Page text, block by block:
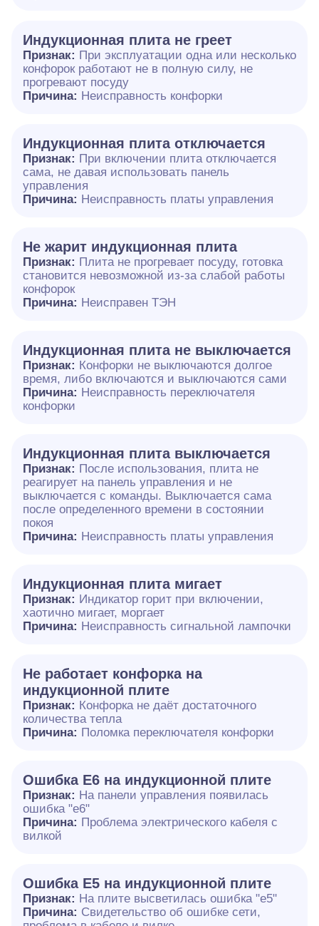
Индукционная плита не греет
Признак: При эксплуатации одна или несколько
конфорок работают не в полную силу, не
прогревают посуду
Причина: Неисправность конфорки
Индукционная плита отключается
Признак: При включении плита отключается
сама, не давая использовать панель
управления
Причина: Неисправность платы управления
Не жарит индукционная плита
Признак: Плита не прогревает посуду, готовка
становится невозможной из-за слабой работы
конфорок
Причина: Неисправен ТЭН
Индукционная плита не выключается
Признак: Конфорки не выключаются долгое
время, либо включаются и выключаются сами
Причина: Неисправность переключателя
конфорки
Индукционная плита выключается
Признак: После использования, плита не
реагирует на панель управления и не
выключается с команды. Выключается сама
после определенного времени в состоянии
покоя
Причина: Неисправность платы управления
Индукционная плита мигает
Признак: Индикатор горит при включении,
хаотично мигает, моргает
Причина: Неисправность сигнальной лампочки
Не работает конфорка на
индукционной плите
Признак: Конфорка не даёт достаточного
количества тепла
Причина: Поломка переключателя конфорки
Ошибка E6 на индукционной плите
Признак: На панели управления появилась
ошибка "e6"
Причина: Проблема электрического кабеля с
вилкой
Ошибка Е5 на индукционной плите
Признак: На плите высветилась ошибка "е5"
Причина: Свидетельство об ошибке сети,